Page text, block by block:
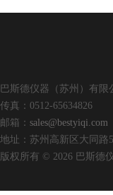
巴斯德仪器（苏州）有限
传真：0512-65634826
邮箱： sales@bestyiqi.com
地址：苏州高新区大同路
版权所有 © 2026 巴斯德